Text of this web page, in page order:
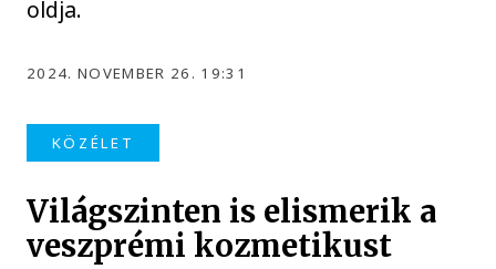
oldja.
2024. NOVEMBER 26. 19:31
KÖZÉLET
Világszinten is elismerik a
veszprémi kozmetikust